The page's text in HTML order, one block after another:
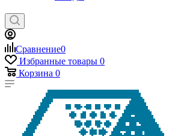
Сравнение0
Избранные товары 0
Корзина 0